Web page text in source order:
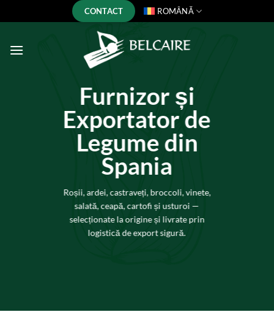
to
CONTACT ROMÂNĂ
Furnizor și
Exportator de
Legume din
Spania
Roșii, ardei, castraveți, broccoli, vinete,
salată, ceapă, cartofi și usturoi —
selecționate la origine și livrate prin
logistică de export sigură.